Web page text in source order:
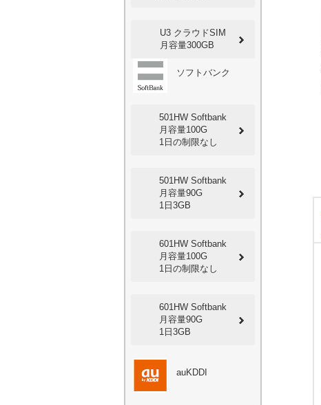
U3 クラウドSIM
月容量300GB
ソフトバンク
501HW Softbank
月容量100G
1日の制限なし
501HW Softbank
月容量90G
1日3GB
601HW Softbank
月容量100G
1日の制限なし
601HW Softbank
月容量90G
1日3GB
auKDDI